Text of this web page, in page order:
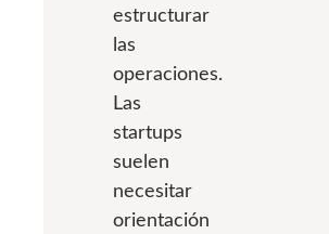
estructurar
las
operaciones.
Las
startups
suelen
necesitar
orientación